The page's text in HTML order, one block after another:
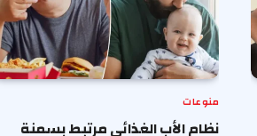
منوعات
نظام الأب الغذائي مرتبط بسمنة